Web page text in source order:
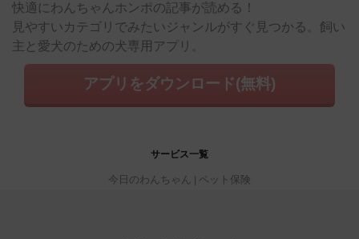
快適にわんちゃんホンポの記事が読める！
見やすいカテゴリでみたいジャンルがすぐ見つかる。飼い
主と愛犬のための犬専用アプリ。
アプリをダウンロード(無料)
サービス一覧
今日のわんちゃん ペット保険